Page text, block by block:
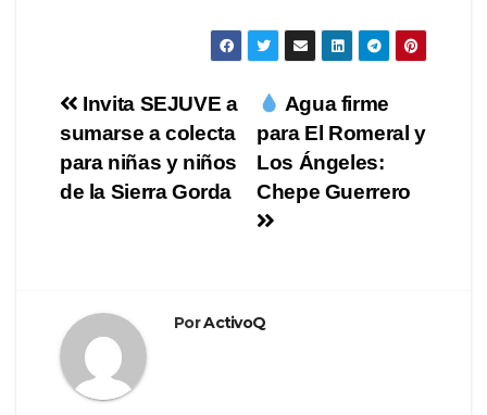
Navegación
de
entradas
Agua firme
para El Romeral y
Los Ángeles:
Chepe Guerrero
Invita SEJUVE a
sumarse a colecta
para niñas y niños
de la Sierra Gorda
PorActivoQ